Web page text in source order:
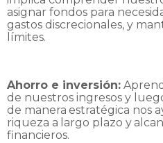
asignar fondos para
gastos discrecionales, y
límites.
Ahorro e inversión:
de nuestros ingresos y
de manera estratégica nos
riqueza a largo plazo y
financieros.